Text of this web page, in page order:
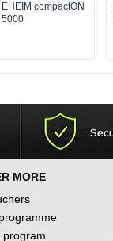
EHEIM compactON
5000
MORE
program